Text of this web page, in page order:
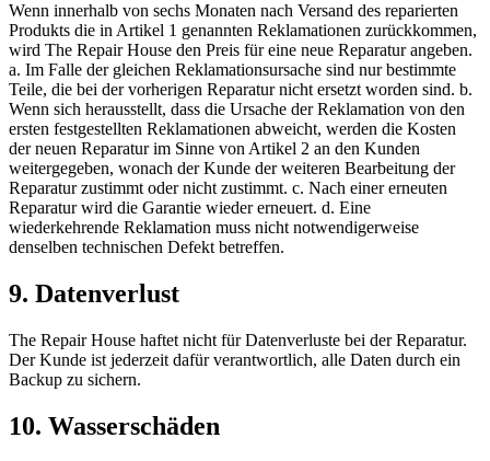
Wenn innerhalb von sechs Monaten nach Versand des reparierten
Produkts die in Artikel 1 genannten Reklamationen zurückkommen,
wird The Repair House den Preis für eine neue Reparatur angeben.
a. Im Falle der gleichen Reklamationsursache sind nur bestimmte
Teile, die bei der vorherigen Reparatur nicht ersetzt worden sind. b.
Wenn sich herausstellt, dass die Ursache der Reklamation von den
ersten festgestellten Reklamationen abweicht, werden die Kosten
der neuen Reparatur im Sinne von Artikel 2 an den Kunden
weitergegeben, wonach der Kunde der weiteren Bearbeitung der
Reparatur zustimmt oder nicht zustimmt. c. Nach einer erneuten
Reparatur wird die Garantie wieder erneuert. d. Eine
wiederkehrende Reklamation muss nicht notwendigerweise
denselben technischen Defekt betreffen.
9. Datenverlust
The Repair House haftet nicht für Datenverluste bei der Reparatur.
Der Kunde ist jederzeit dafür verantwortlich, alle Daten durch ein
Backup zu sichern.
10. Wasserschäden